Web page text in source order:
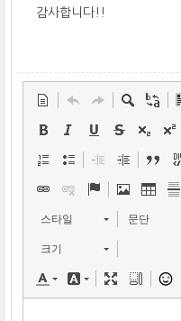
감사합니다!!
스타일 문단
크기